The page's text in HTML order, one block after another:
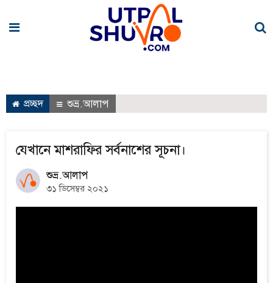
প্রচ্ছদ শুভ্র.আলাপ
যেখানে মাশরাফির সর্বনাশের সূচনা।
শুভ্র.আলাপ
৩১ ডিসেম্বর ২০২১